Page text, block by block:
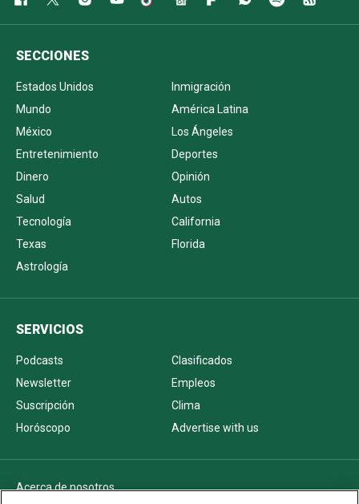
SECCIONES
Estados Unidos
Inmigración
Mundo
América Latina
México
Los Ángeles
Entretenimiento
Deportes
Dinero
Opinión
Salud
Autos
Tecnología
California
Texas
Florida
Astrología
SERVICIOS
Podcasts
Clasificados
Newsletter
Empleos
Suscripción
Clima
Horóscopo
Advertise with us
Acerca de nosotros